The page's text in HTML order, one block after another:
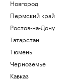
Новгород
Пермский край
Ростов-на-Дону
Татарстан
Тюмень
Черноземье
Кавказ